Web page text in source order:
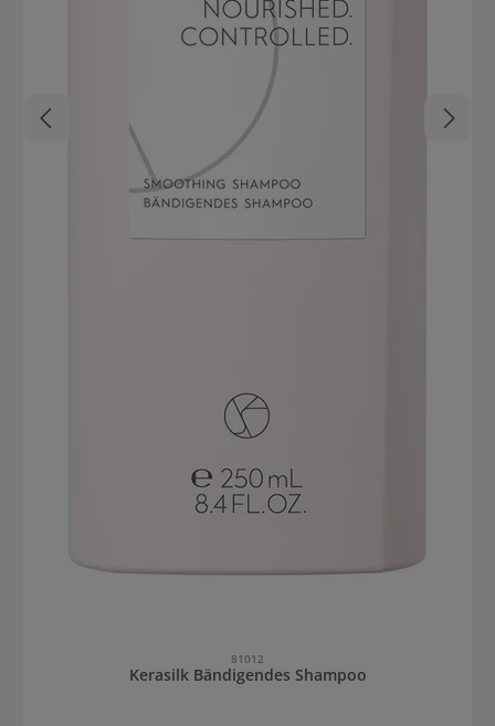
81012
Kerasilk Bändigendes Shampoo